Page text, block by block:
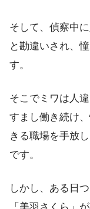
そして、偵察中
と勘違いされ、
す。
そこでミワは人
すまし働き続け
きる職場を手放
です。
しかし、ある日